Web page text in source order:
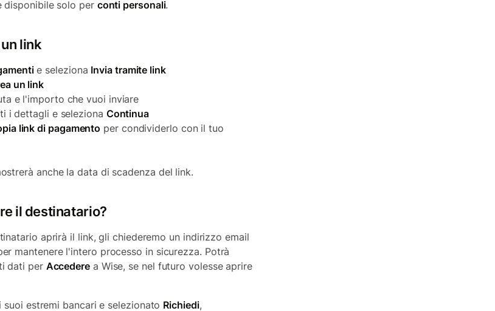
disponibile solo per conti personali.
link
e seleziona Invia tramite link
un link
e l'importo che vuoi inviare
i dettagli e seleziona Continua
link di pagamento per condividerlo con il tuo
anche la data di scadenza del link.
il destinatario?
aprirà il link, gli chiederemo un indirizzo email
mantenere l'intero processo in sicurezza. Potrà
dati per Accederea Wise, se nel futuro volesse aprire
estremi bancari e selezionato Richiedi,